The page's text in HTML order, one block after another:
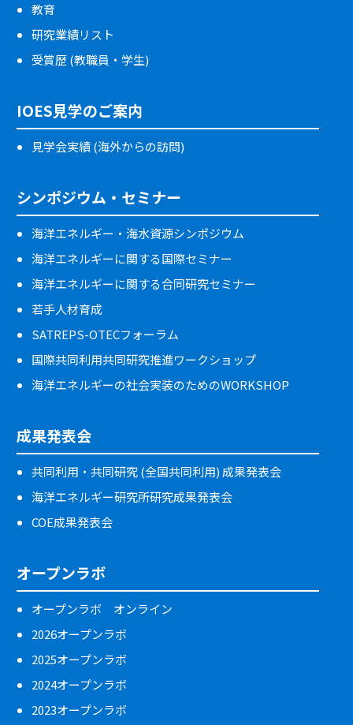
教育
研究業績リスト
受賞歴 (教職員・学生)
IOES見学のご案内
見学会実績 (海外からの訪問)
シンポジウム・セミナー
海洋エネルギー・海水資源シンポジウム
海洋エネルギーに関する国際セミナー
海洋エネルギーに関する合同研究セミナー
若手人材育成
SATREPS-OTECフォーラム
国際共同利用共同研究推進ワークショップ
海洋エネルギーの社会実装のためのWORKSHOP
成果発表会
共同利用・共同研究 (全国共同利用) 成果発表会
海洋エネルギー研究所研究成果発表会
COE成果発表会
オープンラボ
オープンラボ オンライン
2026オープンラボ
2025オープンラボ
2024オープンラボ
2023オープンラボ